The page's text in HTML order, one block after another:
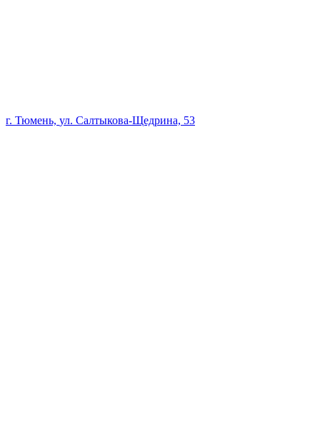
г. Тюмень, ул. Салтыкова-Щедрина, 53